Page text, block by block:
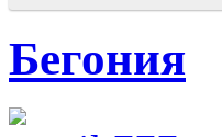
Бегония